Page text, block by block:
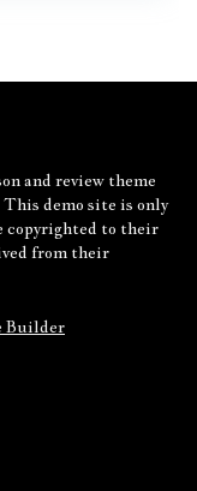
and review theme
demo site is only
copyrighted to their
from their
Builder